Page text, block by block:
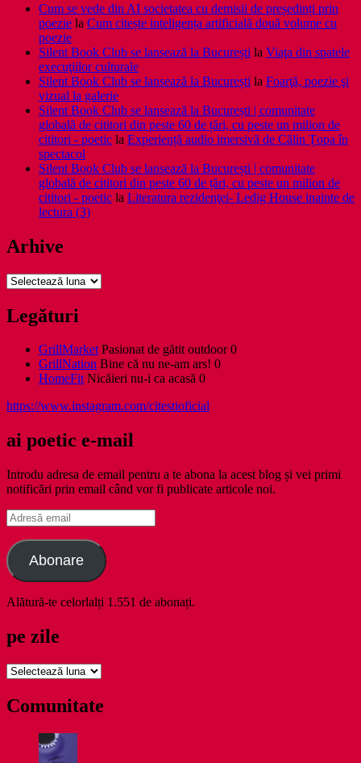
Cum se vede din AI societatea cu demisii de președinți prin
poezie la Cum citește inteligența artificială două volume cu
poezie
Silent Book Club se lansează la București la Viaţa din spatele
execuţiilor culturale
Silent Book Club se lansează la București la Foarţă, poezie şi
vizual la galerie
Silent Book Club se lansează la București | comunitate
globală de cititori din peste 60 de țări, cu peste un milion de
cititori - poetic la Experiență audio imersivă de Călin Țopa în
spectacol
Silent Book Club se lansează la București | comunitate
globală de cititori din peste 60 de țări, cu peste un milion de
cititori - poetic la Literatura rezidenţei- Ledig House inainte de
lectura (3)
Arhive
Arhive
Legături
GrillMarketPasionat de gătit outdoor 0
GrillNation Bine că nu ne-am ars! 0
HomeFitNicăieri nu-i ca acasă 0
https://www.instagram.com/citestioficial
ai poetic e-mail
Introdu adresa de email pentru a te abona la acest blog și vei primi
notificări prin email când vor fi publicate articole noi.
Adresă
email
Abonare
Alătură-te celorlalți 1.551 de abonați.
pe zile
pe
Comunitate